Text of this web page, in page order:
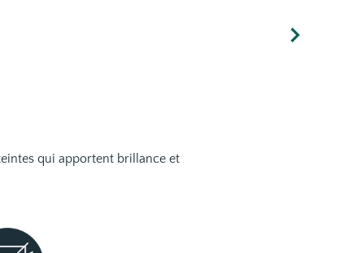
qui apportent brillance et